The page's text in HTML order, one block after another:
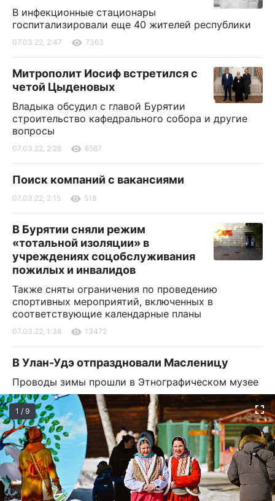
В инфекционные стационары
госпитализировали еще 40 жителей республики
07.03.22, 2:47 7363
Митрополит Иосиф встретился с
четой Цыденовых
Владыка обсудил с главой Бурятии
строительство кафедрального собора и другие
вопросы
07.03.22, 2:28 6567
Поиск компаний с вакансиями
07.03.22, 2:15 518
В Бурятии сняли режим
«тотальной изоляции» в
учреждениях соцобслуживания
пожилых и инвалидов
Также сняты ограничения по проведению
спортивных мероприятий, включенных в
соответствующие календарные планы
07.03.22, 1:38 13472
В Улан-Удэ отпраздновали Масленицу
Проводы зимы прошли в Этнографическом музее
1 / 9